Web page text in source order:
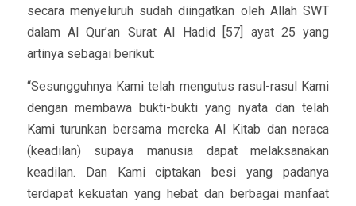
secara menyeluruh sudah diingatkan oleh Allah SWT
dalam Al Qur’an Surat Al Hadid [57] ayat 25 yang
artinya sebagai berikut:
“Sesungguhnya Kami telah mengutus rasul-rasul Kami
dengan membawa bukti-bukti yang nyata dan telah
Kami turunkan bersama mereka Al Kitab dan neraca
(keadilan) supaya manusia dapat melaksanakan
keadilan. Dan Kami ciptakan besi yang padanya
terdapat kekuatan yang hebat dan berbagai manfaat